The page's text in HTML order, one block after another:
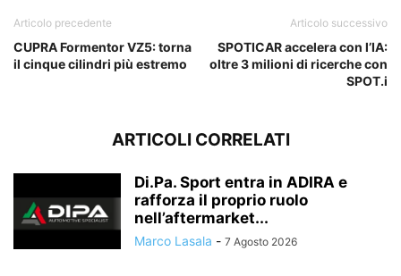
Articolo precedente
CUPRA Formentor VZ5: torna
il cinque cilindri più estremo
Articolo successivo
SPOTICAR accelera con l’IA:
oltre 3 milioni di ricerche con
SPOT.i
ARTICOLI CORRELATI
Di.Pa. Sport entra in ADIRA e
rafforza il proprio ruolo
nell’aftermarket...
Marco Lasala - 7 Agosto 2026